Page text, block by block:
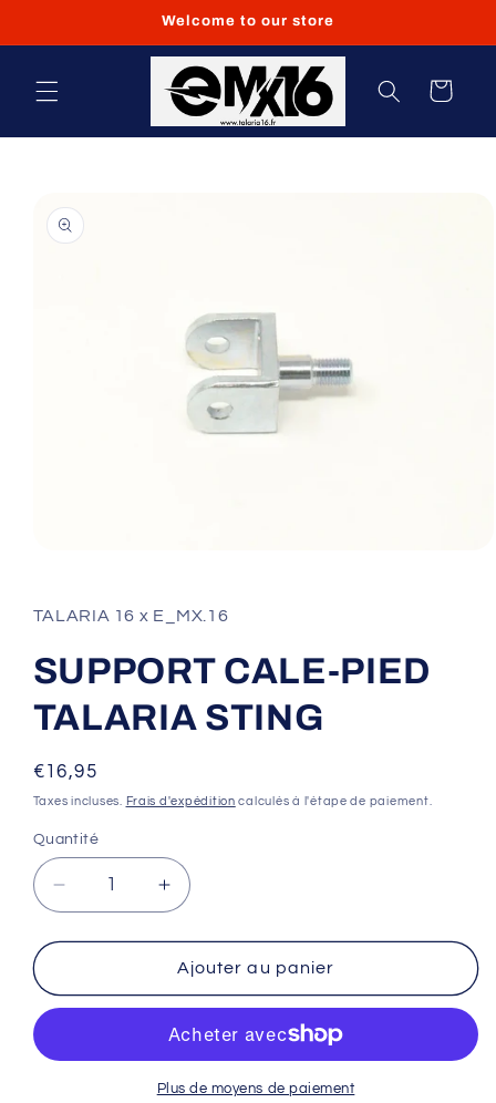
au
Welcome to our store
Panier
informations
produits
1
dans
fenêtre
modale
TALARIA 16 x E_MX.16
SUPPORT CALE-PIED
TALARIA STING
Prix
habituel
€16,95
Taxes incluses. Frais d'expédition calculés à l'étape de paiement.
Quantité
Réduire
la
quantité
SUPPORT
CALE-
TALARIA
Augmenter
la
quantité
de
SUPPORT
PIED
TALARIA
STING
Ajouter au panier
Plus de moyens de paiement